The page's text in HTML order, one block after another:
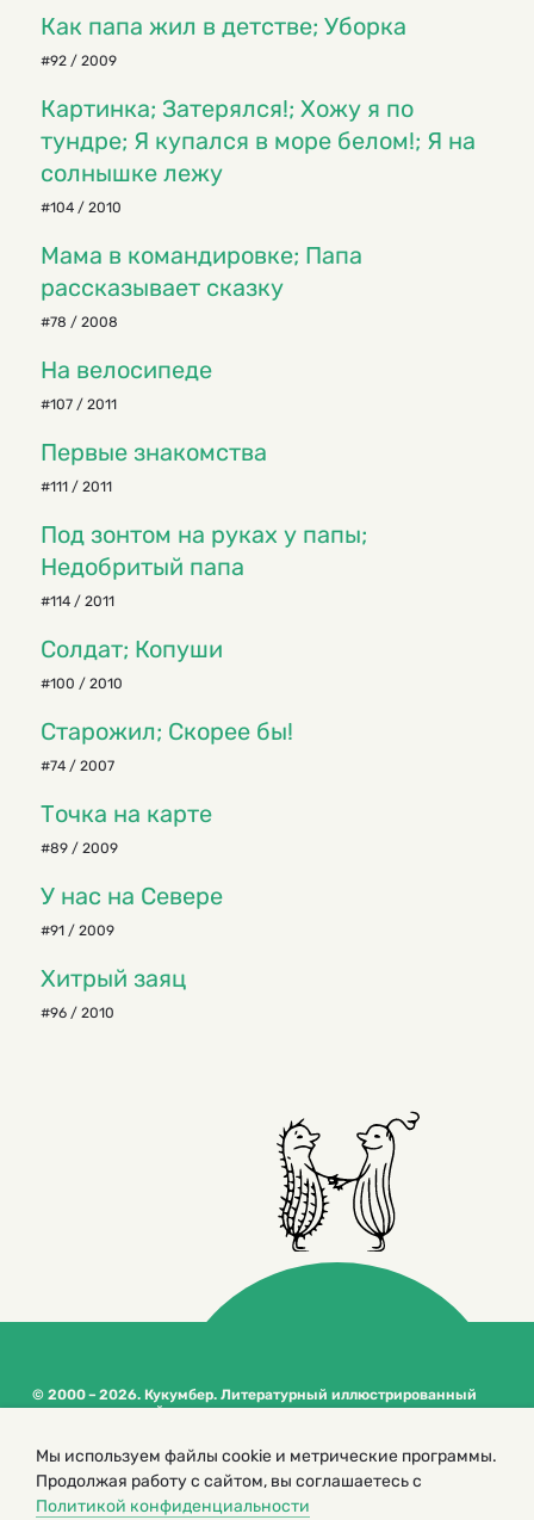
Как папа жил в детстве; Уборка
#92 / 2009
Картинка; Затерялся!; Хожу я по
тундре; Я купался в море белом!; Я на
солнышке лежу
#104 / 2010
Мама в командировке; Папа
рассказывает сказку
#78 / 2008
На велосипеде
#107 / 2011
Первые знакомства
#111 / 2011
Под зонтом на руках у папы;
Недобритый папа
#114 / 2011
Солдат; Копуши
#100 / 2010
Старожил; Скорее бы!
#74 / 2007
Точка на карте
#89 / 2009
У нас на Севере
#91 / 2009
Хитрый заяц
#96 / 2010
© 2000 – 2026. Кукумбер. Литературный иллюстрированный
журнал для детей
сайта
Политика конфиденциальности
Мы используем файлы cookie и метрические программы.
Продолжая работу с сайтом, вы соглашаетесь с
Политикой конфиденциальности